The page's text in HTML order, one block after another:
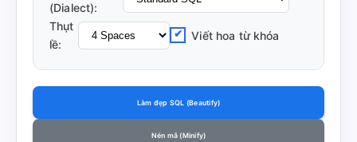
(Dialect):
Thụt
lề:
Viết hoa từ khóa
Làm đẹp SQL (Beautify)
Nén mã (Minify)